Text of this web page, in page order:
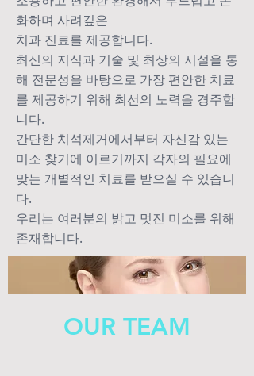
화하며 사려깊은
치과 진료를 제공합니다.
최신의 지식과 기술 및 최상의 시설을 통
해 전문성을 바탕으로 가장 편안한 치료
를 제공하기 위해 최선의 노력을 경주합
니다.
간단한 치석제거에서부터 자신감 있는
미소 찾기에 이르기까지 각자의 필요에
맞는 개별적인 치료를 받으실 수 있습니
다.
​우리는 여러분의 밝고 멋진 미소를 위해
존재합니다.
OUR TEAM